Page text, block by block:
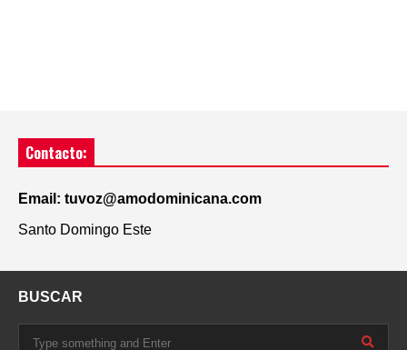
Contacto:
Email: tuvoz@amodominicana.com
Santo Domingo Este
BUSCAR